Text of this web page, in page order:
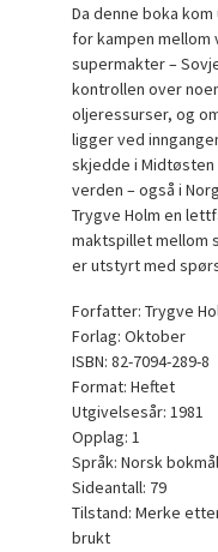
Da denne boka
for kampen
supermakter –
kontrollen over
oljeressurser, og
ligger ved
skjedde i
verden – også i
Trygve Holm en
maktspillet mellom
er utstyrt med
Forfatter: Trygve
Forlag: Oktober
ISBN: 82-7094-289-8
Format: Heftet
Utgivelsesår: 1981
Opplag: 1
Språk: Norsk bokmål
Sideantall: 79
Tilstand: Merke
brukt